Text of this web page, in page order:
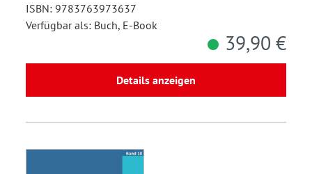
ISBN: 9783763973637
Verfügbar als: Buch, E-Book
39,90 €
Details anzeigen